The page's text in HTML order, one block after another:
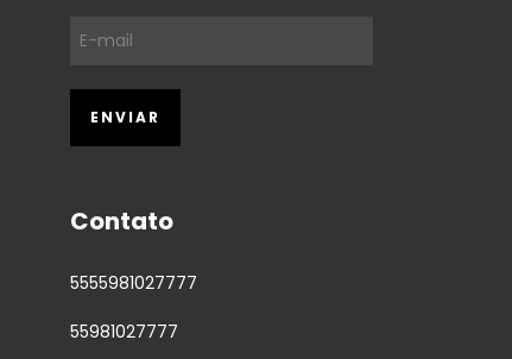
Contato
5555981027777
55981027777